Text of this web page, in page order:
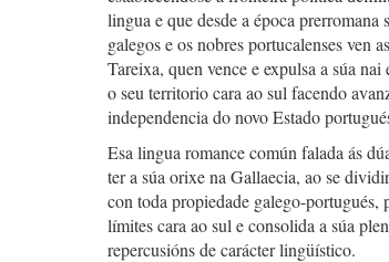
lingua e que desde a época
galegos e os nobres portucalenses ven
Tareixa, quen vence e expulsa a súa
o seu territorio cara ao sul facendo
independencia do novo Estado
Esa lingua romance común falada ás
ter a súa orixe na Gallaecia, ao se
con toda propiedade galego-portugués,
límites cara ao sul e consolida a súa
repercusións de carácter lingüístico.